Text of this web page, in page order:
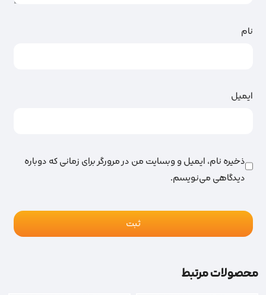
نام
ایمیل
ذخیره نام، ایمیل و وبسایت من در مرورگر برای زمانی که دوباره
دیدگاهی می‌نویسم.
محصولات مرتبط